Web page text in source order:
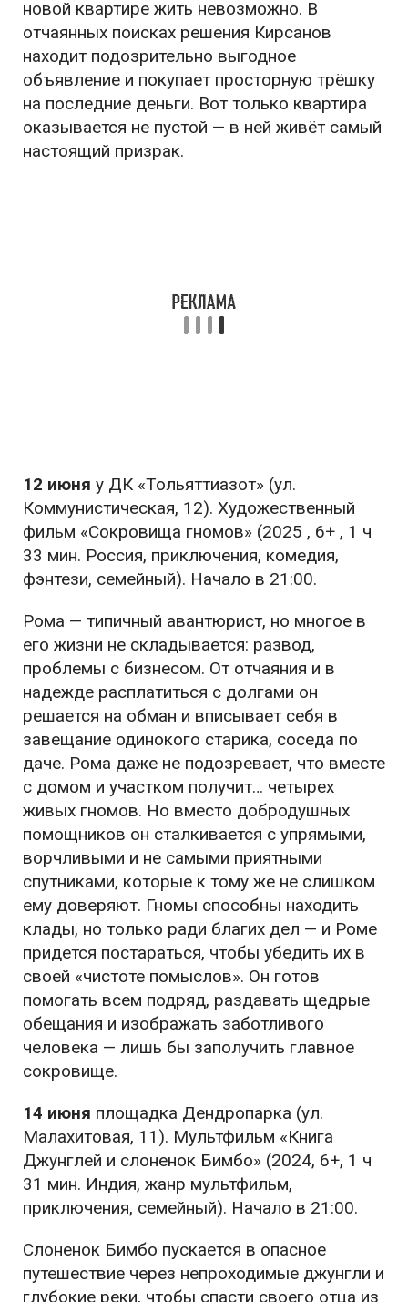
новой квартире жить невозможно. В
отчаянных поисках решения Кирсанов
находит подозрительно выгодное
объявление и покупает просторную трёшку
на последние деньги. Вот только квартира
оказывается не пустой — в ней живёт самый
настоящий призрак.
12 июня у ДК «Тольяттиазот» (ул.
Коммунистическая, 12). Художественный
фильм «Сокровища гномов» (2025 , 6+ , 1 ч
33 мин. Россия, приключения, комедия,
фэнтези, семейный). Начало в 21:00.
Рома — типичный авантюрист, но многое в
его жизни не складывается: развод,
проблемы с бизнесом. От отчаяния и в
надежде расплатиться с долгами он
решается на обман и вписывает себя в
завещание одинокого старика, соседа по
даче. Рома даже не подозревает, что вместе
с домом и участком получит… четырех
живых гномов. Но вместо добродушных
помощников он сталкивается с упрямыми,
ворчливыми и не самыми приятными
спутниками, которые к тому же не слишком
ему доверяют. Гномы способны находить
клады, но только ради благих дел — и Роме
придется постараться, чтобы убедить их в
своей «чистоте помыслов». Он готов
помогать всем подряд, раздавать щедрые
обещания и изображать заботливого
человека — лишь бы заполучить главное
сокровище.
14 июня площадка Дендропарка (ул.
Малахитовая, 11). Мультфильм «Книга
Джунглей и слоненок Бимбо» (2024, 6+, 1 ч
31 мин. Индия, жанр мультфильм,
приключения, семейный). Начало в 21:00.
Слоненок Бимбо пускается в опасное
путешествие через непроходимые джунгли и
глубокие реки, чтобы спасти своего отца из